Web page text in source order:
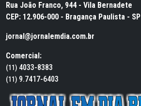
Rua João Franco, 944 - Vila Bernadete
CEP: 12.906-000 - Bragança Paulista - SP
jornal@jornalemdia.com.br
Comercial:
(11) 4033-8383
(11) 9.7417-6403